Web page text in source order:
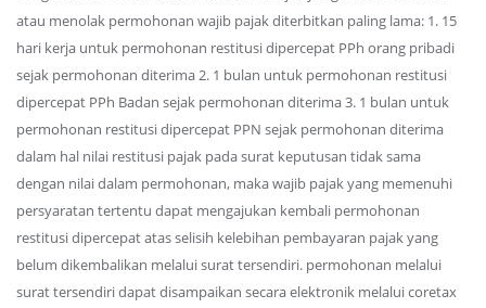
atau menolak permohonan wajib pajak diterbitkan paling lama: 1. 15
hari kerja untuk permohonan restitusi dipercepat PPh orang pribadi
sejak permohonan diterima 2. 1 bulan untuk permohonan restitusi
dipercepat PPh Badan sejak permohonan diterima 3. 1 bulan untuk
permohonan restitusi dipercepat PPN sejak permohonan diterima
dalam hal nilai restitusi pajak pada surat keputusan tidak sama
dengan nilai dalam permohonan, maka wajib pajak yang memenuhi
persyaratan tertentu dapat mengajukan kembali permohonan
restitusi dipercepat atas selisih kelebihan pembayaran pajak yang
belum dikembalikan melalui surat tersendiri. permohonan melalui
surat tersendiri dapat disampaikan secara elektronik melalui coretax